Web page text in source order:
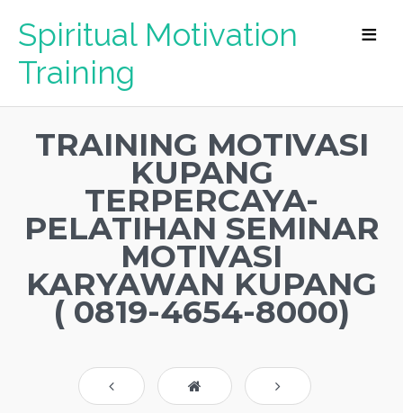
Spiritual Motivation
Training
TRAINING MOTIVASI
KUPANG
TERPERCAYA-
PELATIHAN SEMINAR
MOTIVASI
KARYAWAN KUPANG
( 0819-4654-8000)